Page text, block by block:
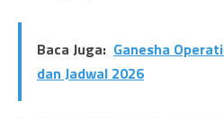
Baca Juga: Ganesha
dan Jadwal 2026